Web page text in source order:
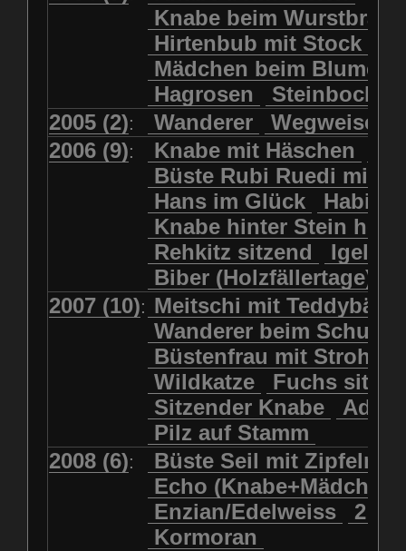
Mädchen beim Blumenpflücken
Mädchen in Regenjacke
Mädchen in Regenjacke und
Mädchen mit Regenmolch
Mädchen mit Schmetterling
Mätti Grossmann-Michel
Meitschi (Rundweg)
Meitschi mit Teddybär
Pilzfraueli Risetenmandli
Sitzender Knabe Tengeler
Wanderer
Wanderer beim Schuhbinden
Wegweiser Wilde Hilde
Wildhüter Wurzelkind
Luchs schreitend
Luchs sitzend Murmeltier
Murmeltiere Rehbockkopf
Rehkitz Rehkitz sitzend
Salamader Schmetterling
Schmetterlinge Schnecke
Schwarznasenschaf
Schwarznasenschaf mit Kalb
Steinbock
Steinbock Steinmarder
Uhu Uhu mit Jungen
Waschbär Wildkatze
Wolf Ziegenkopf
Knabe beim
Hirtenbub mit Stock
Mädchen beim
Hagrosen
Steinbock
2005 (2): Wanderer
Wegweiser
2006 (9): Knabe mit Häschen
Büste Rubi Ruedi mit
Hans im Glück
Knabe hinter Stein
Rehkitz sitzend
Igel
Biber (Holzfällertage)
2007 (10): Meitschi mit Teddybär
Wanderer beim
Büstenfrau mit Strohut
Wildkatze
Fuchs
Sitzender Knabe
Adler
Pilz auf Stamm
2008 (6):
Büste Seil mit
Echo
Enzian/Edelweiss
2
Kormoran